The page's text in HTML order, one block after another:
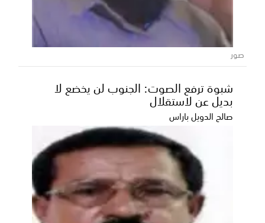
صور
شبوة ترفع الصوت: الجنوب لن يخضع لا
بديل عن لاستقلال
صالح الدويل باراس